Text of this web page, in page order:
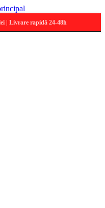
| Livrare rapidă 24-48h